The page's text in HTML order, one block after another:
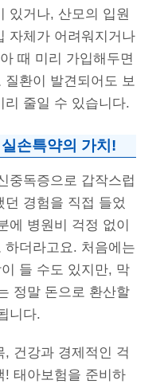
있거나, 산모의 입원
자체가 어려워지거나
때 미리 가입해두면
환이 발견되어도 보
리 줄일 수 있습니다.
손특약의 가치!
중독증으로 갑작스럽
경험을 직접 들었
에 병원비 걱정 없이
더라고요. 처음에는
들 수도 있지만, 막
정말 돈으로 환산할
니다.
건강과 경제적인 걱
! 태아보험을 준비하